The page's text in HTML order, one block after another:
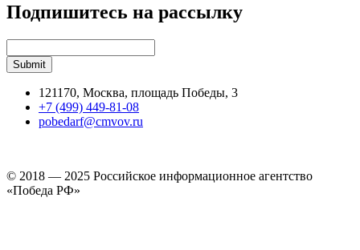
Подпишитесь на рассылку
121170, Москва, площадь Победы, 3
+7 (499) 449-81-08
pobedarf@cmvov.ru
© 2018 — 2025 Российское информационное агентство
«Победа РФ»